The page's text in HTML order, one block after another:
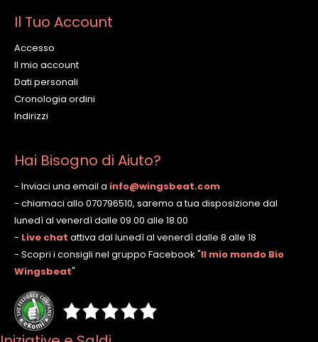
Il Tuo Account
Accesso
Il mio account
Dati personali
Cronologia ordini
Indirizzi
Hai Bisogno di Aiuto?
- Inviaci una email a info@wingsbeat.com
- chiamaci allo 070796510, saremo a tua disposizione dal
lunedì al venerdì dalle 09.00 alle 18.00
- Live chat attiva dal lunedì al venerdì dalle 8 alle 18
- Scopri i consigli nel gruppo Facebook "Il mio mondo Bio
Wingsbeat"